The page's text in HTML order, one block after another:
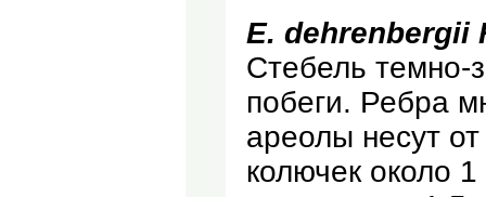
Е. dehrenbergii
Стебель темно-
побеги. Ребра
ареолы несут
колючек около